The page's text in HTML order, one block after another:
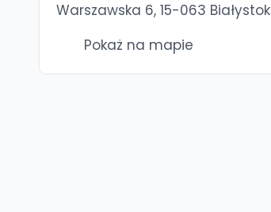
Warszawska 6, 15-063 Białystok
Pokaż na mapie